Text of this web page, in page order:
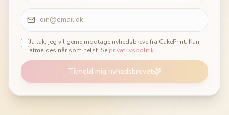
Ja tak, jeg vil gerne modtage nyhedsbreve fra CakePrint. Kan
afmeldes når som helst. Se privatlivspolitik.
Tilmeld mig nyhedsbrevet